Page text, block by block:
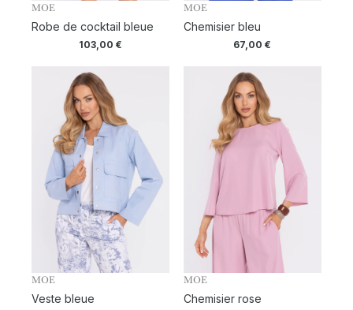
MOE
Robe de cocktail bleue
103,00€
MOE
Chemisier bleu
67,00€
MOE
Veste bleue
MOE
Chemisier rose